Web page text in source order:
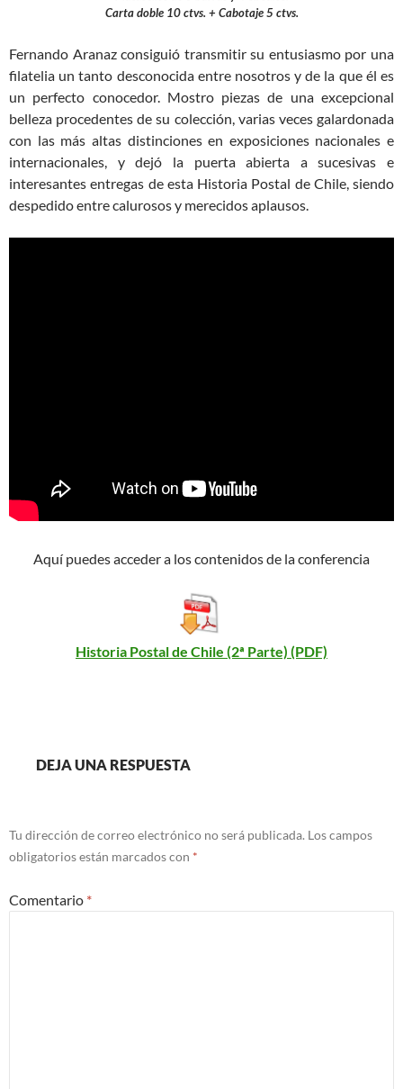
Carta doble 10 ctvs. + Cabotaje 5 ctvs.
Fernando Aranaz consiguió transmitir su entusiasmo por una
filatelia un tanto desconocida entre nosotros y de la que él es
un perfecto conocedor. Mostro piezas de una excepcional
belleza procedentes de su colección, varias veces galardonada
con las más altas distinciones en exposiciones nacionales e
internacionales, y dejó la puerta abierta a sucesivas e
interesantes entregas de esta Historia Postal de Chile, siendo
despedido entre calurosos y merecidos aplausos.
Aquí puedes acceder a los contenidos de la conferencia
Historia Postal de Chile (2ª Parte) (PDF)
DEJA UNA RESPUESTA
Tu dirección de correo electrónico no será publicada. Los campos
obligatorios están marcados con *
Comentario *